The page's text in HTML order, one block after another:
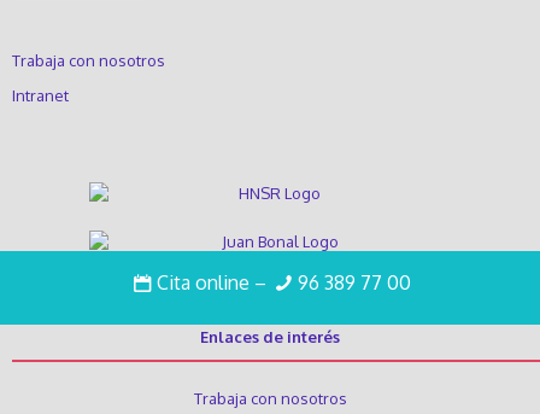
Cita online – 96 389 77 00
Trabaja con nosotros
Intranet
Enlaces de interés
Trabaja con nosotros